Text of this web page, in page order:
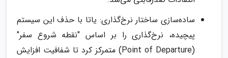
ساده‌سازی ساختار نرخ‌گذاری: یاتا با حذف این سیستم
پیچیده، نرخ‌گذاری را بر اساس "نقطه شروع سفر"
(Point of Departure) متمرکز کرد تا شفافیت افزایش